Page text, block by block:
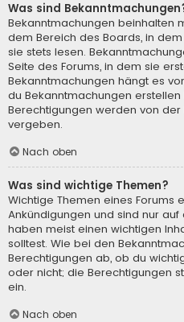
Was sind
Bekanntmachungen beinhalten
dem Bereich des Boards, in
sie stets lesen.
Seite des Forums, in dem sie
Bekanntmachungen hängt es
du Bekanntmachungen
Berechtigungen werden von
vergeben.
Nach oben
Was sind wichtige Themen?
Wichtige Themen eines Forums
Ankündigungen und sind nur
haben meist einen wichtigen
solltest. Wie bei den
Berechtigungen ab, ob du
oder nicht; die Berechtigungen
ein.
Nach oben